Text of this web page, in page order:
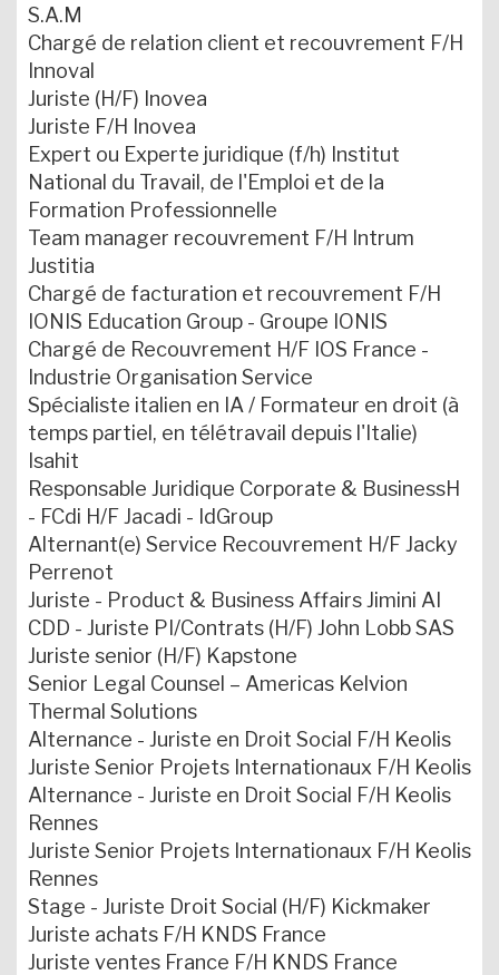
S.A.M
Chargé de relation client et recouvrement F/H
Innoval
Juriste (H/F) Inovea
Juriste F/H Inovea
Expert ou Experte juridique (f/h) Institut
National du Travail, de l'Emploi et de la
Formation Professionnelle
Team manager recouvrement F/H Intrum
Justitia
Chargé de facturation et recouvrement F/H
IONIS Education Group - Groupe IONIS
Chargé de Recouvrement H/F IOS France -
Industrie Organisation Service
Spécialiste italien en IA / Formateur en droit (à
temps partiel, en télétravail depuis l'Italie)
Isahit
Responsable Juridique Corporate & BusinessH
- FCdi H/F Jacadi - IdGroup
Alternant(e) Service Recouvrement H/F Jacky
Perrenot
Juriste - Product & Business Affairs Jimini AI
CDD - Juriste PI/Contrats (H/F) John Lobb SAS
Juriste senior (H/F) Kapstone
Senior Legal Counsel – Americas Kelvion
Thermal Solutions
Alternance - Juriste en Droit Social F/H Keolis
Juriste Senior Projets Internationaux F/H Keolis
Alternance - Juriste en Droit Social F/H Keolis
Rennes
Juriste Senior Projets Internationaux F/H Keolis
Rennes
Stage - Juriste Droit Social (H/F) Kickmaker
Juriste achats F/H KNDS France
Juriste ventes France F/H KNDS France